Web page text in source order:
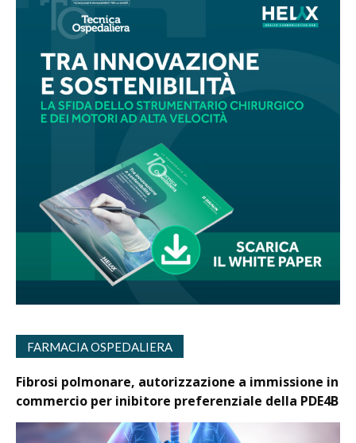
FARMACIA OSPEDALIERA
Fibrosi polmonare, autorizzazione a immissione in
commercio per inibitore preferenziale della PDE4B